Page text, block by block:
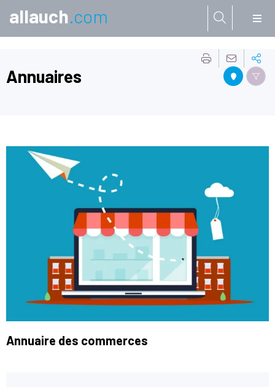
allauch.com
Annuaires
Annuaire des commerces